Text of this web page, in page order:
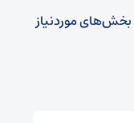
بخش‌های موردنیاز